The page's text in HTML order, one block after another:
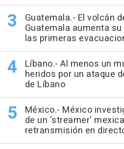
Guatemala.- El volcán
Guatemala aumenta
las primeras
Líbano.- Al menos un
heridos por un ataque
de Líbano
México.- México
de un 'streamer'
retransmisión en